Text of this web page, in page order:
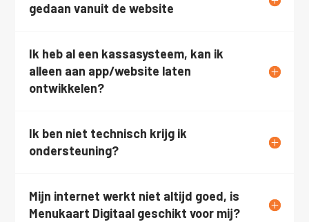
gedaan vanuit de website
Ik heb al een kassasysteem, kan ik
alleen aan app/website laten
ontwikkelen?
Ik ben niet technisch krijg ik
ondersteuning?
Mijn internet werkt niet altijd goed, is
Menukaart Digitaal geschikt voor mij?